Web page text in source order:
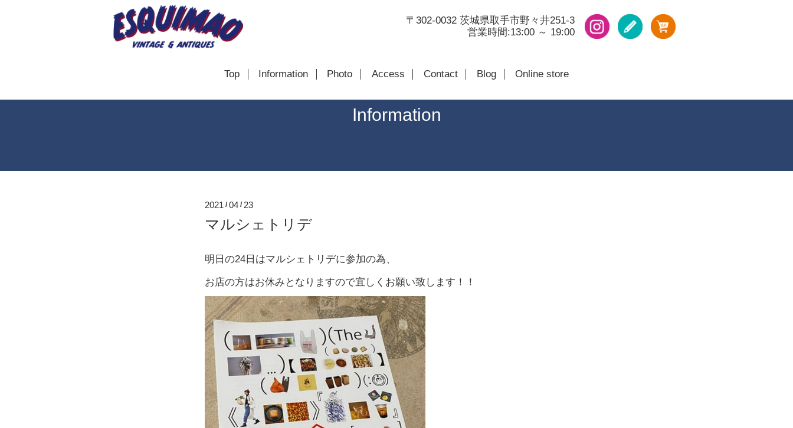
〒302-0032 茨城県取手市野々井251-3
営業時間:13:00 ～ 19:00
Top Information Photo Access Contact Blog Online store
Information
2021 /04 / 23
マルシェトリデ
明日の24日はマルシェトリデに参加の為、
お店の方はお休みとなりますので宜しくお願い致します！！